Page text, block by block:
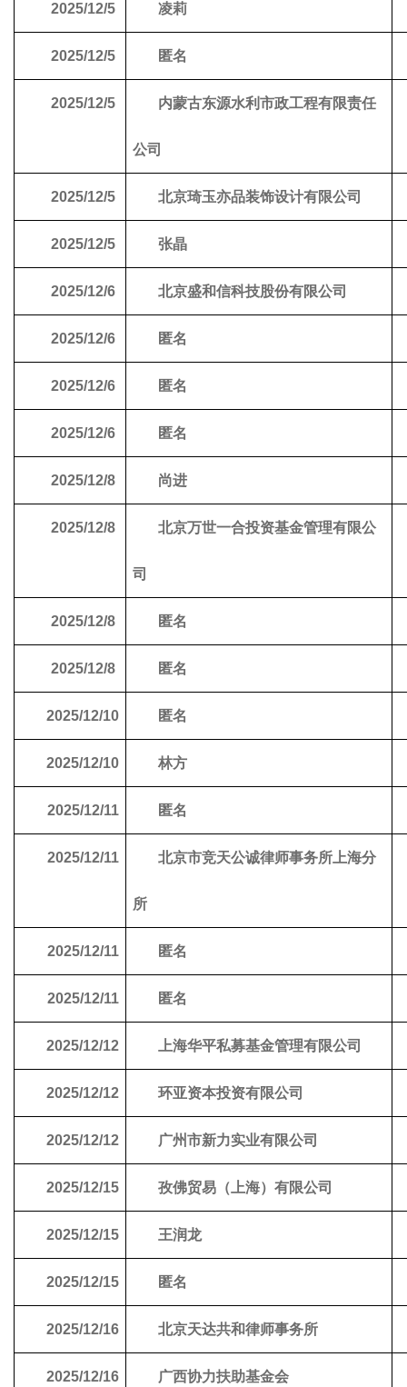
2025/12/5 凌莉
2025/12/5 匿名
2025/12/5 内蒙古东源水利市政工程有限责任
公司
2025/12/5 北京琦玉亦品装饰设计有限公司
2025/12/5 张晶
2025/12/6 北京盛和信科技股份有限公司
2025/12/6 匿名
2025/12/6 匿名
2025/12/6 匿名
2025/12/8 尚进
2025/12/8 北京万世一合投资基金管理有限公
司
2025/12/8 匿名
2025/12/8 匿名
2025/12/10 匿名
2025/12/10 林方
2025/12/11 匿名
2025/12/11 北京市竞天公诚律师事务所上海分
所
2025/12/11 匿名
2025/12/11 匿名
2025/12/12 上海华平私募基金管理有限公司
2025/12/12 环亚资本投资有限公司
2025/12/12 广州市新力实业有限公司
2025/12/15 孜佛贸易（上海）有限公司
2025/12/15 王润龙
2025/12/15 匿名
2025/12/16 北京天达共和律师事务所
2025/12/16 广西协力扶助基金会